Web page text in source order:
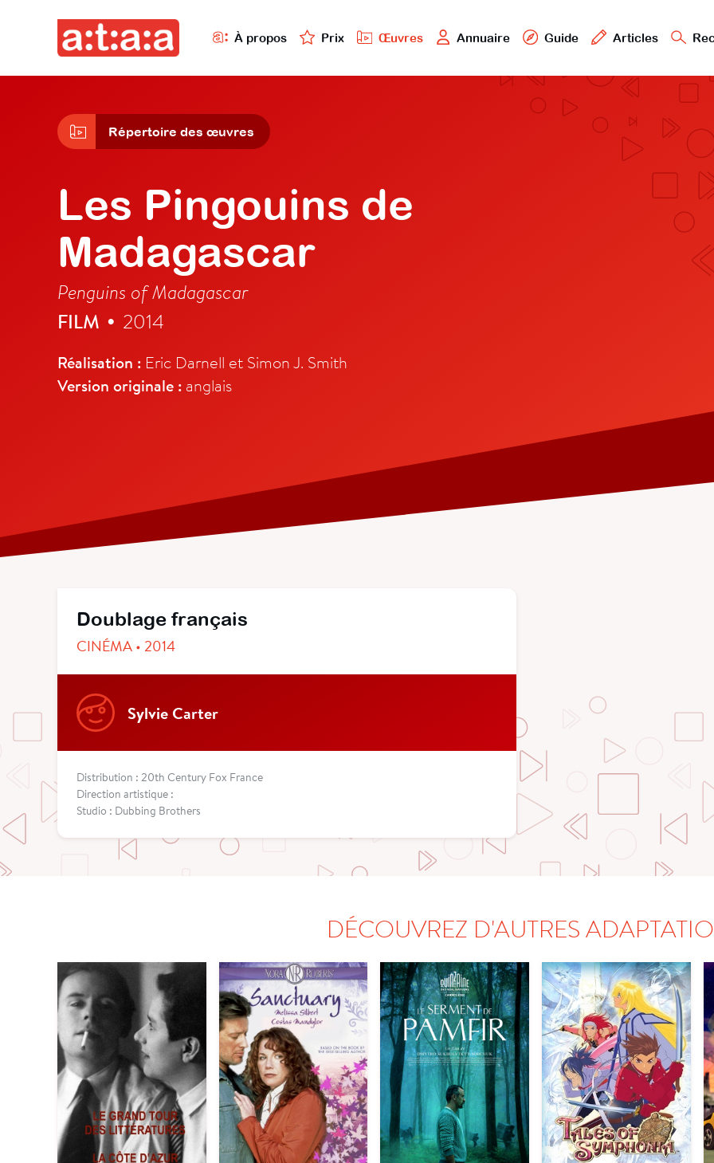
À propos Prix Œuvres Annuaire Guide Articles
Répertoire des œuvres
Les Pingouins de
Madagascar
Penguins of Madagascar
FILM • 2014
Réalisation : Eric Darnell et Simon J. Smith
Version originale : anglais
Doublage français
CINÉMA • 2014
Sylvie Carter
Distribution : 20th Century Fox France
Direction artistique :
Studio : Dubbing Brothers
DÉCOUVREZ D'AUTRES